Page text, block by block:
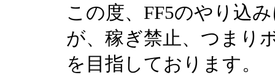
この度、FF5のやり込
が、稼ぎ禁止、つまり
を目指しております。